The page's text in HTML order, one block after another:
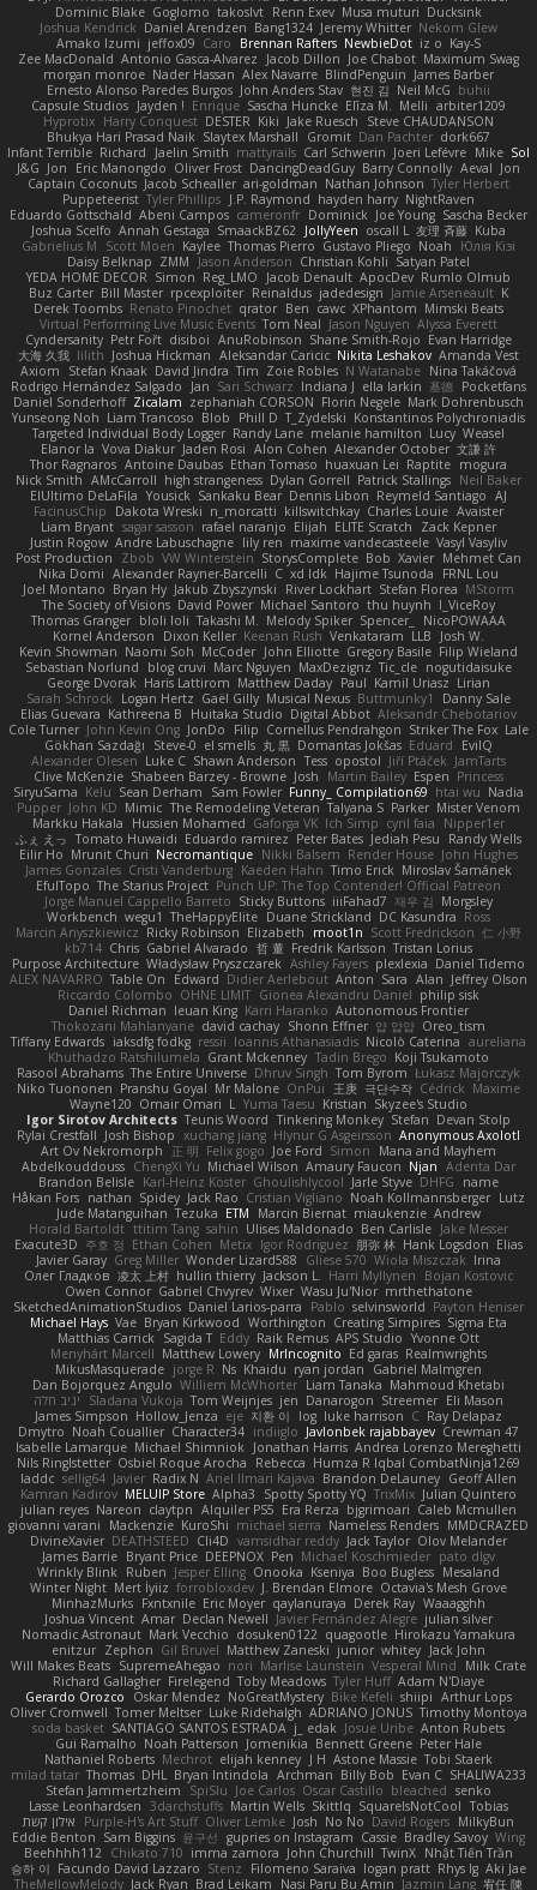
Dominic Blake Goglomo takoslvt Renn Exev Musa muturi Ducksink
Joshua Kendrick Daniel Arendzen Bang1324 Jeremy Whitter Nekom Glew
Amako Izumi jeffox09 Caro Brennan Rafters NewbieDot iz o Kay-S
Zee MacDonald Antonio Gasca-Alvarez Jacob Dillon Joe Chabot Maximum Swag
morgan monroe Nader Hassan Alex Navarre BlindPenguin James Barber
Ernesto Alonso Paredes Burgos John Anders Stav 현진 김 Neil McG buhii
Capsule Studios Jayden ! Enrique Sascha Huncke Elīza M. Melli arbiter1209
Hyprotix Harry Conquest DESTER Kiki Jake Ruesch
Steve CHAUDANSON
Bhukya Hari Prasad Naik Slaytex Marshall Gromit Dan Pachter dork667
Infant Terrible Richard Jaelin Smith mattyrails Carl Schwerin Joeri Lefévre Mike Sol
J&G Jon Eric Manongdo Oliver Frost DancingDeadGuy Barry Connolly Aeval Jon
Captain Coconuts Jacob Schealler ari-goldman Nathan Johnson Tyler Herbert
Puppeteerist Tyler Phillips J.P. Raymond hayden harry NightRaven
Eduardo Gottschald Abeni Campos cameronfr Dominick Joe Young Sascha Becker
Joshua Scelfo Annah Gestaga SmaackBZ62 JollyYeen oscall L 友理 斉藤 Kuba
Gabrielius M
Scott Moen Kaylee Thomas Pierro Gustavo Pliego Noah
Юлія Кізі
Daisy Belknap ZMM Jason Anderson Christian Kohli Satyan Patel
YEDA HOME DECOR Simon Reg_LMO Jacob Denault ApocDev Rumlo Olmub
Buz Carter Bill Master rpcexploiter Reinaldus jadedesign Jamie Arseneault K
Derek Toombs Renato Pinochet qrator Ben cawc XPhantom Mimski Beats
Virtual Performing Live Music Events Tom Neal Jason Nguyen Alyssa Everett
Cyndersanity Petr Fořt disiboi AnuRobinson Shane Smith-Rojo Evan Harridge
大海 久我 lilith Joshua Hickman Aleksandar Caricic Nikita Leshakov Amanda Vest
Axiom
Stefan Knaak David Jindra Tim Zoie Robles N Watanabe Nina Takáčová
Rodrigo Hernández Salgado
Jan Sari Schwarz Indiana J ella larkin 基德 Pocketfans
Daniel Sonderhoff Zicalam zephaniah CORSON Florin Negele Mark Dohrenbusch
Yunseong Noh Liam Trancoso Blob Phill D T_Zydelski Konstantinos Polychroniadis
Targeted Individual Body Logger Randy Lane melanie hamilton Lucy Weasel
Elanor la Vova Diakur Jaden Rosi Alon Cohen Alexander October 文謙 許
Thor Ragnaros Antoine Daubas Ethan Tomaso huaxuan Lei Raptite mogura
Nick Smith AMcCarroll high strangeness Dylan Gorrell Patrick Stallings Neil Baker
ElUltimo DeLaFila Yousick Sankaku Bear Dennis Libon Reymeld Santiago AJ
FacinusChip
Dakota Wreski n_morcatti killswitchkay Charles Louie Avaister
Liam Bryant sagar sasson rafael naranjo Elijah ELITE Scratch
Zack Kepner
Justin Rogow Andre Labuschagne lily ren maxime vandecasteele Vasyl Vasyliv
Post Production
Zbob VW Winterstein StorysComplete Bob Xavier Mehmet Can
Nika Domi Alexander Rayner-Barcelli C xd Idk Hajime Tsunoda
FRNL Lou
Joel Montano Bryan Hy Jakub Zbyszynski River Lockhart Stefan Florea MStorm
The Society of Visions David Power Michael Santoro thu huynh I_ViceRoy
Thomas Granger bloli loli Takashi M. Melody Spiker Spencer_
NicoPOWAAA
Kornel Anderson
Dixon Keller Keenan Rush Venkataram LLB
Josh W.
Kevin Showman Naomi Soh McCoder John Elliotte Gregory Basile Filip Wieland
Sebastian Norlund
blog cruvi Marc Nguyen MaxDezignz Tic_cle nogutidaisuke
George Dvorak Haris Lattirom Matthew Daday Paul Kamil Uriasz Lirian
Sarah Schrock
Logan Hertz Gaël Gilly Musical Nexus Buttmunky1
Danny Sale
Elias Guevara Kathreena B Huitaka Studio Digital Abbot Aleksandr Chebotariov
Cole Turner John Kevin Ong JonDo Filip Cornellus Pendrahgon Striker The Fox Lale
Gökhan Sazdağı
Steve-0 el smells 丸 黒 Domantas Jokšas Eduard
EvilQ
Alexander Olesen Luke C Shawn Anderson Tess opostol Jiří Ptáček JamTarts
Clive McKenzie Shabeen Barzey - Browne Josh Martin Bailey Espen Princess
SiryuSama Kelu Sean Derham Sam Fowler Funny_ Compilation69 htai wu Nadia
Pupper John KD Mimic The Remodeling Veteran Talyana S Parker Mister Venom
Markku Hakala
Hussien Mohamed Gaforga VK Ich Simp cyril faia
Nipper1er
ふぇ えっ Tomato Huwaidi Eduardo ramirez Peter Bates Jediah Pesu
Randy Wells
Eilir Ho Mrunit Churi Necromantique Nikki Balsem Render House John Hughes
James Gonzales Cristi Vanderburg Kaeden Hahn Timo Erick Miroslav Šamánek
EfulTopo The Starius Project Punch UP: The Top Contender! Official Patreon
Jorge Manuel Cappello Barreto Sticky Buttons iiiFahad7 재우 김 Morgsley
Workbench wegu1 TheHappyElite Duane Strickland DC Kasundra Ross
Marcin Anyszkiewicz Ricky Robinson Elizabeth moot1n Scott Fredrickson 仁 小野
kb714 Chris Gabriel Alvarado 哲 董 Fredrik Karlsson Tristan Lorius
Purpose Architecture Władysław Pryszczarek Ashley Fayers plexlexia Daniel Tidemo
ALEX NAVARRO Table On Edward Didier Aerlebout Anton Sara Alan Jeffrey Olson
Riccardo Colombo OHNE LIMIT Gionea Alexandru Daniel philip sisk
Daniel Richman Ieuan King Karri Haranko Autonomous Frontier
Thokozani Mahlanyane david cachay Shonn Effner 얍 얍얍 Oreo_tism
Tiffany Edwards iaksdfg fodkg ressii Ioannis Athanasiadis Nicolò Caterina aureliana
Khuthadzo Ratshilumela Grant Mckenney Tadin Brego Koji Tsukamoto
Rasool Abrahams The Entire Universe Dhruv Singh Tom Byrom Łukasz Majorczyk
Niko Tuononen Pranshu Goyal Mr Malone OnPui 王庚 극단수작 Cédrick Maxime
Wayne120 Omair Omari L Yuma Taesu Kristian Skyzee's Studio
Igor Sirotov Architects Teunis Woord Tinkering Monkey Stefan Devan Stolp
Rylai Crestfall Josh Bishop xuchang jiang Hlynur G Asgeirsson Anonymous Axolotl
Art Ov Nekromorph
正 明 Felix gogo Joe Ford Simon
Mana and Mayhem
Abdelkouddouss ChengXi Yu Michael Wilson Amaury Faucon Njan Adenta Dar
Brandon Belisle Karl-Heinz Köster Ghoulishlycool Jarle Styve DHFG
name
Håkan Fors nathan Spidey Jack Rao Cristian Vigliano Noah Kollmannsberger Lutz
Jude Matanguihan Tezuka ETM Marcin Biernat miaukenzie Andrew
Horald Bartoldt ttitim Tang sahin Ulises Maldonado Ben Carlisle Jake Messer
Exacute3D 주호 정 Ethan Cohen Metix Igor Rodriguez 朋弥 林 Hank Logsdon Elias
Javier Garay Greg Miller Wonder Lizard588 Gliese 570 Wiola Miszczak Irina
Олег Гладков 凌太 上村 hullin thierry Jackson L. Harri Myllynen
Bojan Kostovic
Owen Connor Gabriel Chvyrev Wixer Wasu Ju'Nior mrthethatone
SketchedAnimationStudios Daniel Larios-parra Pablo selvinsworld Payton Heniser
Michael Hays Vae Bryan Kirkwood Worthington Creating Simpires Sigma Eta
Matthias Carrick Sagida T Eddy Raik Remus APS Studio Yvonne Ott
Menyhárt Marcell Matthew Lowery MrIncognito Ed garas Realmwrights
MikusMasquerade jorge R Ns Khaidu ryan jordan
Gabriel Malmgren
Dan Bojorquez Angulo Williem McWhorter Liam Tanaka Mahmoud Khetabi
יניב חלה
Sladana Vukoja Tom Weijnjes jen Danarogon Streemer Eli Mason
James Simpson Hollow_Jenza eje 지환 이 log luke harrison C Ray Delapaz
Dmytro Noah Couallier Character34 indiiglo Javlonbek rajabbayev Crewman 47
Isabelle Lamarque Michael Shimniok Jonathan Harris Andrea Lorenzo Mereghetti
Nils Ringlstetter Osbiel Roque Arocha Rebecca Humza R Iqbal CombatNinja1269
laddc sellig64 Javier Radix N Ariel Ilmari Kajava Brandon DeLauney Geoff Allen
Kamran Kadirov MELUIP Store Alpha3 Spotty Spotty YQ TrixMix Julian Quintero
julian reyes Nareon claytpn Alquiler PS5 Era Rerza bjgrimoari Caleb Mcmullen
giovanni varani
Mackenzie KuroShi michael sierra Nameless Renders MMDCRAZED
DivineXavier DEATHSTEED Cli4D vamsidhar reddy Jack Taylor Olov Melander
James Barrie Bryant Price DEEPNOX Pen Michael Koschmieder pato dlgv
Wrinkly Blink Ruben Jesper Elling Onooka Kseniya Boo Bugless Mesaland
Winter Night Mert İyiiz forrobloxdev J. Brendan Elmore Octavia's Mesh Grove
MinhazMurks Fxntxnile Eric Moyer qaylanuraya Derek Ray Waaagghh
Joshua Vincent Amar Declan Newell Javier Fernández Alegre julian silver
Nomadic Astronaut Mark Vecchio dosuken0122 quagootle Hirokazu Yamakura
enitzur Zephon Gil Bruvel Matthew Zaneski junior whitey Jack John
Will Makes Beats SupremeAhegao nori Marlise Launstein Vesperal Mind
Milk Crate
Richard Gallagher Firelegend Toby Meadows Tyler Huff Adam N'Diaye
Gerardo Orozco
Oskar Mendez NoGreatMystery Bike Kefeli shiipi Arthur Lops
Oliver Cromwell Tomer Meltser Luke Ridehalgh ADRIANO JONUS Timothy Montoya
soda basket SANTIAGO SANTOS ESTRADA j_ edak Josue Uribe Anton Rubets
Gui Ramalho Noah Patterson Jomenikia Bennett Greene Peter Hale
Nathaniel Roberts Mechrot elijah kenney J H Astone Massie Tobi Staerk
milad tatar Thomas DHL Bryan Intindola Archman Billy Bob Evan C SHALIWA233
Stefan Jammertzheim
SpiSlu Joe Carlos Oscar Castillo bleached senko
Lasse Leonhardsen 3darchstuffs Martin Wells Skittlq SquareIsNotCool Tobias
אילון קשת
Purple-H's Art Stuff Oliver Lemke Josh No No David Rogers MilkyBun
Eddie Benton Sam Biggins 윤구선 gupries on Instagram Cassie Bradley Savoy Wing
Beehhhh112 Chikato 710 imma zamora John Churchill TwinX Nhật Tiến Trần
승하 이 Facundo David Lazzaro Stenz Filomeno Saraiva logan pratt Rhys lg Aki Jae
TheMellowMelody Jack Ryan Brad Leikam Nasi Paru Bu Amin Jazmin Lang 宥任 陳